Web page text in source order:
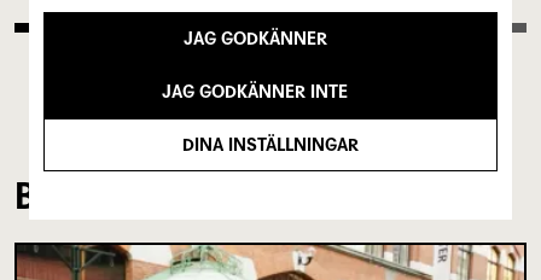
BAKOM KULISSERNA
JAG GODKÄNNER
JAG GODKÄNNER INTE
DINA INSTÄLLNINGAR